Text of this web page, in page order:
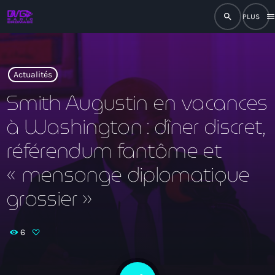
search
menu
close
play_arrow RADIO DROMAGE
Accueil
Programmation
Actualités
Smith Augustin en vacances
à Washington : dîner discret,
référendum fantôme et
« mensonge diplomatique
grossier »
6